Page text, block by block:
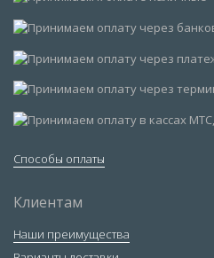
Способы оплаты
Клиентам
Наши преимущества